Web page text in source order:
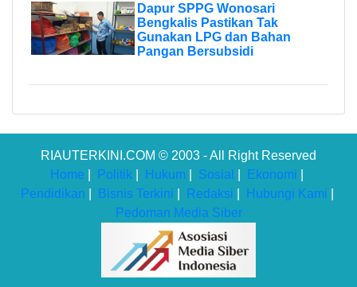
Dapur SPPG Wonosari
Bengkalis Pastikan Tak
Gunakan LPG dan Bahan
Pangan Bersubsidi
RIAUTERKINI.COM © 2003 - All Right Reserved
Home
Politik Hukum Sosial Ekonomi
Pendidikan
Bisnis Terkini Redaksi Hubungi Kami
Pedoman Media Siber